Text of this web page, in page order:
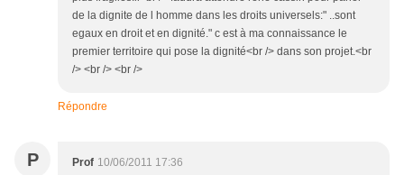
de la dignite de l homme dans les droits universels:" ..sont
egaux en droit et en dignité." c est à ma connaissance le
premier territoire qui pose la dignité<br /> dans son projet.<br
/> <br /> <br />
Répondre
P Prof 10/06/2011 17:36